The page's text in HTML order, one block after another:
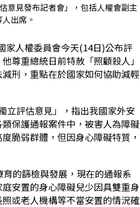
意見發布記者會」，包括人權會副主
出席。
家人權委員會今天(14日)公布評
尊重總統日前特赦「照顧殺人」
刑，重點在於國家如何協助減輕
立評估意見」，指出我國家外安
保護通報案件中，被害人為障礙
脆弱群體，但因身心障礙特質，
的篩檢與發展，現在的通報系
安置的身心障礙兒少因具雙重身
或老人機構等不當安置的情況確